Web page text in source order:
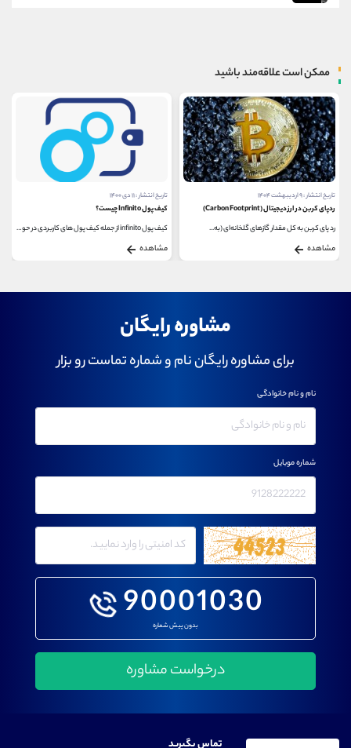
ممکن است علاقه‌مند باشید
تاریخ انتشار : ۱۱ دی ۱۴۰۰
کیف پول Infinito چیست؟
کیف پول infinito از جمله کیف پول های کاربردی در حوزه...
مشاهده
تاریخ انتشار : ۳ تیر ۱۴۰۳
اتصال همستر کامبت به کیف پول
بعد از نات کوین، بازی همستر با بروزرسانی های...
مشاهده
مشاوره رایگان
برای مشاوره رایگان نام و شماره تماست رو بزار
90001030
بدون پیش شماره
نام و نام خانوادگی
شماره موبایل